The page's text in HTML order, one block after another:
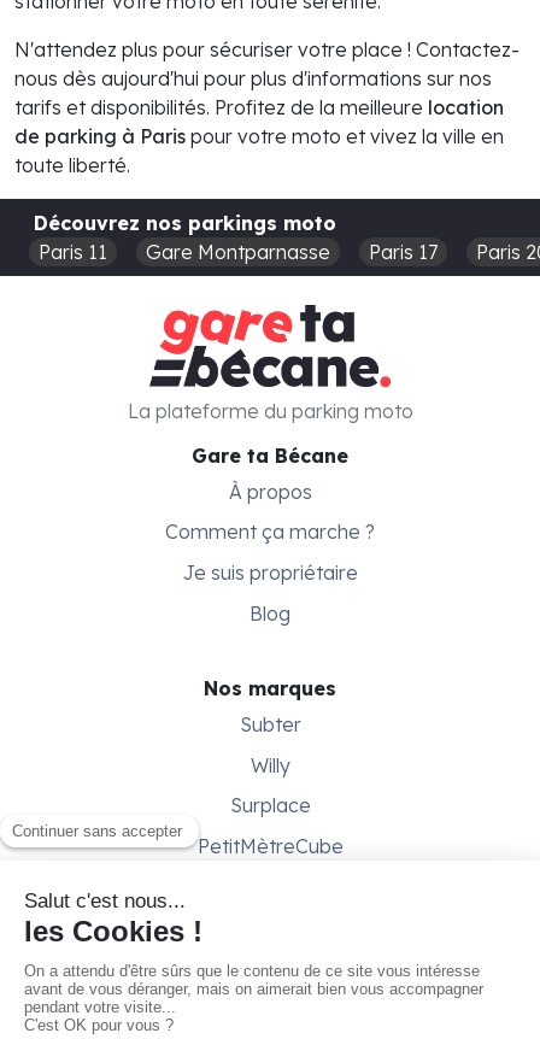
N'attendez plus pour sécuriser votre place ! Contactez-
nous dès aujourd'hui pour plus d'informations sur nos
tarifs et disponibilités. Profitez de la meilleure location
de parking à Paris pour votre moto et vivez la ville en
toute liberté.
Découvrez nos parkings moto
Paris 11
Gare Montparnasse Paris 17 Paris
Gare ta Bécane
À propos
Comment ça marche ?
Je suis propriétaire
Blog
Nos marques
Subter
Willy
Surplace
PetitMètreCube
Besoin d'aide ?
Conditions générales
La plateforme du parking moto